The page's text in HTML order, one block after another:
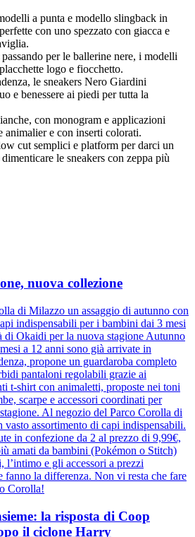
a punta e modello slingback in
con uno spezzato con giacca e
per le ballerine nere, i modelli
logo e fiocchetto.
le sneakers Nero Giardini
e benessere ai piedi per tutta la
con monogram e applicazioni
animalier e con inserti colorati.
cut semplici e platform per darci un
le sneakers con zeppa più
nuova collezione
di Milazzo un assaggio di autunno con
indispensabili per i bambini dai 3 mesi
Okaidi per la nuova stagione Autunno
a 12 anni sono già arrivate in
propone un guardaroba completo
pantaloni regolabili grazie ai
t-shirt con animaletti, proposte nei toni
scarpe e accessori coordinati per
Al negozio del Parco Corolla di
vasto assortimento di capi indispensabili.
in confezione da 2 al prezzo di 9,99€,
amati da bambini (Pokémon o Stitch)
l’intimo e gli accessori a prezzi
fanno la differenza. Non vi resta che fare
Corolla!
la risposta di Coop
il ciclone Harry